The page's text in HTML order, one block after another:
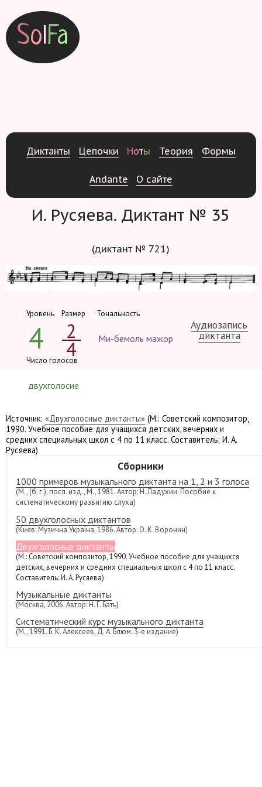
SolFa
Диктанты Цепочки Ноты Теория Формы
Andante О сайте
И. Русяева. Диктант № 35
(диктант № 721)
Уровень
4
Размер
2
4
Тональность
Ми-бемоль мажор
Число голосов
двухголосие
Источник: «Двухголосные диктанты» (М.: Советский композитор,
1990. Учебное пособие для учащихся детских, вечерних и
средних специальных школ с 4 по 11 класс. Составитель: И. А.
Русяева)
Аудиозапись
диктанта
Сборники
1000 примеров музыкального диктанта на 1, 2 и 3 голоса
(М., (б. г.), посл. изд., М., 1981. Автор: Н. Ладухин. Пособие к
систематическому развитию слуха)
50 двухголосных диктантов
(Киев: Музична Україна, 1986. Автор: О. К. Воронин)
Двухголосные диктанты
(М.: Советский композитор, 1990. Учебное пособие для учащихся
детских, вечерних и средних специальных школ с 4 по 11 класс.
Составитель: И. А. Русяева)
Музыкальные диктанты
(Москва, 2006. Автор: Н. Г. Бать)
Систематический курс музыкального диктанта
(М., 1991. Б. К. Алексеев, Д. А. Блюм. 3-е издание)